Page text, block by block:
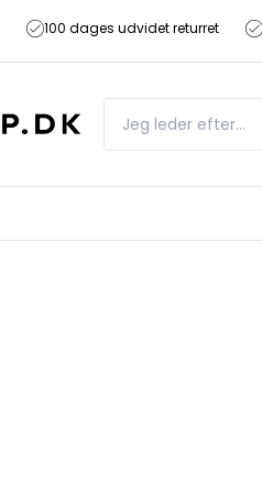
100 dages udvidet returret